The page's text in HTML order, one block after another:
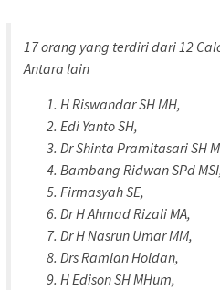
17 orang yang terdiri dari 12
Antara lain
H Riswandar SH MH,
Edi Yanto SH,
Dr Shinta Pramitasari SH
Bambang Ridwan SPd
Firmasyah SE,
Dr H Ahmad Rizali MA,
Dr H Nasrun Umar MM,
Drs Ramlan Holdan,
H Edison SH MHum,